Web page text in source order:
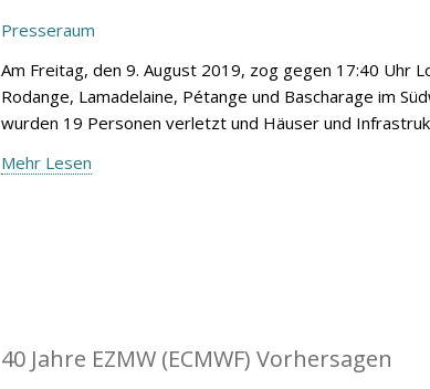
Presseraum
Am Freitag, den 9. August 2019, zog gegen 17:40 Uhr
Rodange, Lamadelaine, Pétange und Bascharage im
wurden 19 Personen verletzt und Häuser und
Mehr Lesen
40 Jahre EZMW (ECMWF) Vorhersagen